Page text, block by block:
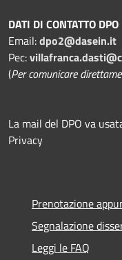
DATI DI CONTATTO DPO
Email:dpo2@dasein.it
Pec:
(Per comunicare
La mail del DPO va
Privacy
Prenotazione
Segnalazione
Leggi le FAQ